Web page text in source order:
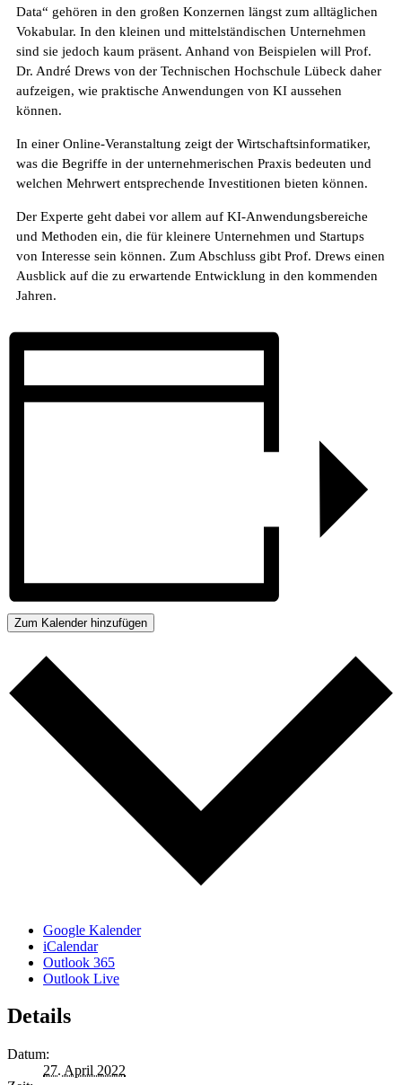
Data“ gehören in den großen Konzernen längst zum alltäglichen
Vokabular. In den kleinen und mittelständischen Unternehmen
sind sie jedoch kaum präsent. Anhand von Beispielen will Prof.
Dr. André Drews von der Technischen Hochschule Lübeck daher
aufzeigen, wie praktische Anwendungen von KI aussehen
können.
In einer Online-Veranstaltung zeigt der Wirtschaftsinformatiker,
was die Begriffe in der unternehmerischen Praxis bedeuten und
welchen Mehrwert entsprechende Investitionen bieten können.
Der Experte geht dabei vor allem auf KI-Anwendungsbereiche
und Methoden ein, die für kleinere Unternehmen und Startups
von Interesse sein können. Zum Abschluss gibt Prof. Drews einen
Ausblick auf die zu erwartende Entwicklung in den kommenden
Jahren.
Zum Kalender hinzufügen
Google Kalender
iCalendar
Outlook 365
Outlook Live
Details
Datum:
27. April 2022